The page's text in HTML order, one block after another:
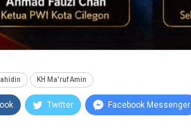
KH Ma'ruf Amin
Twitter Facebook Messenger